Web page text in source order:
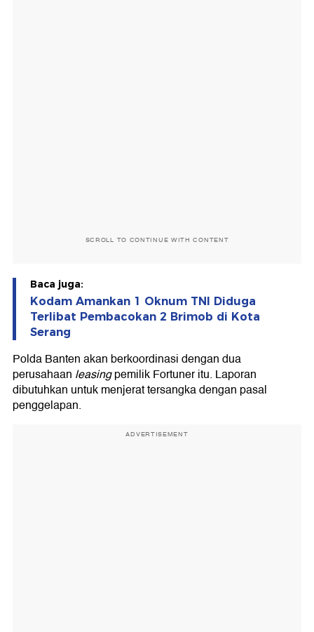
SCROLL TO CONTINUE WITH CONTENT
Baca juga:
Kodam Amankan 1 Oknum TNI Diduga
Terlibat Pembacokan 2 Brimob di Kota
Serang
Polda Banten akan berkoordinasi dengan dua
perusahaan leasingpemilik Fortuner itu. Laporan
dibutuhkan untuk menjerat tersangka dengan pasal
penggelapan.
ADVERTISEMENT